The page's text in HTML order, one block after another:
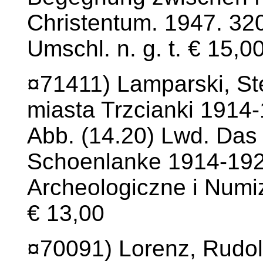
Christentum. 1947.
Umschl. n. g. t. €
¤71411) Lamparski,
miasta Trzcianki
Abb. (14.20) Lwd.
Schoenlanke 1914-
Archeologiczne i
€ 13,00
¤70091) Lorenz,